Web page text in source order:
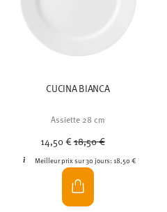
CUCINA BIANCA
Assiette 28 cm
14,50 € Price reduced from
18,50 €to
Meilleur prix sur 30 jours: 18,50 €